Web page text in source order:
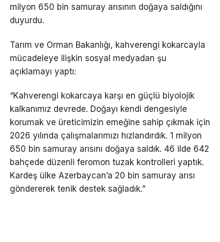
milyon 650 bin samuray arısının doğaya saldığını
duyurdu.
Tarım ve Orman Bakanlığı, kahverengi kokarcayla
mücadeleye ilişkin sosyal medyadan şu
açıklamayı yaptı:
“Kahverengi kokarcaya karşı en güçlü biyolojik
kalkanımız devrede. Doğayı kendi dengesiyle
korumak ve üreticimizin emeğine sahip çıkmak için
2026 yılında çalışmalarımızı hızlandırdık. 1 milyon
650 bin samuray arısını doğaya saldık. 46 ilde 642
bahçede düzenli feromon tuzak kontrolleri yaptık.
Kardeş ülke Azerbaycan’a 20 bin samuray arısı
göndererek tenik destek sağladık.”